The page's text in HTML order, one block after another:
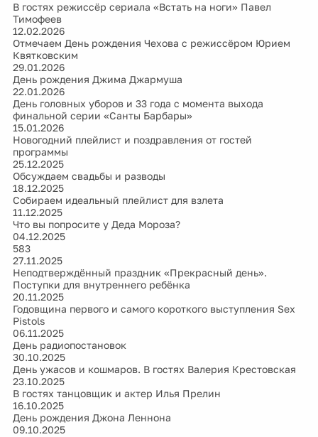
В гостях режиссёр сериала «Встать на ноги» Павел
Тимофеев
12.02.2026
Отмечаем День рождения Чехова с режиссёром Юрием
Квятковским
29.01.2026
День рождения Джима Джармуша
22.01.2026
День головных уборов и 33 года с момента выхода
финальной серии «Санты Барбары»
15.01.2026
Новогодний плейлист и поздравления от гостей
программы
25.12.2025
Обсуждаем свадьбы и разводы
18.12.2025
Собираем идеальный плейлист для взлета
11.12.2025
Что вы попросите у Деда Мороза?
04.12.2025
583
27.11.2025
Неподтверждённый праздник «Прекрасный день».
Поступки для внутреннего ребёнка
20.11.2025
Годовщина первого и самого короткого выступления Sex
Pistols
06.11.2025
День радиопостановок
30.10.2025
День ужасов и кошмаров. В гостях Валерия Крестовская
23.10.2025
В гостях танцовщик и актер Илья Прелин
16.10.2025
День рождения Джона Леннона
09.10.2025